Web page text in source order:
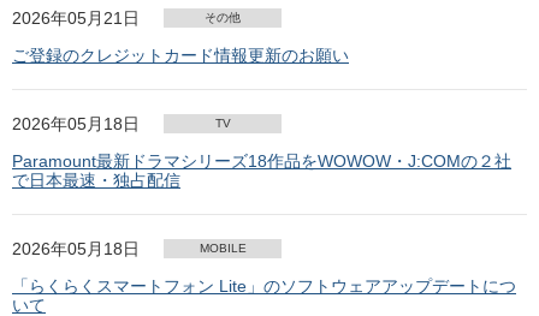
2026年05月21日 その他
ご登録のクレジットカード情報更新のお願い
2026年05月18日 TV
Paramount最新ドラマシリーズ18作品をWOWOW・J:COMの２社
で日本最速・独占配信
2026年05月18日 MOBILE
「らくらくスマートフォン Lite」のソフトウェアアップデートにつ
いて